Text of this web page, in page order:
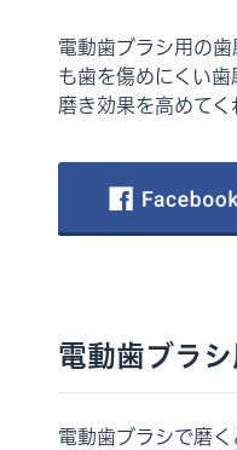
電動歯ブラシ用の
も歯を傷めにくい
磨き効果を高めてく
電動歯ブラ
電動歯ブラシで磨